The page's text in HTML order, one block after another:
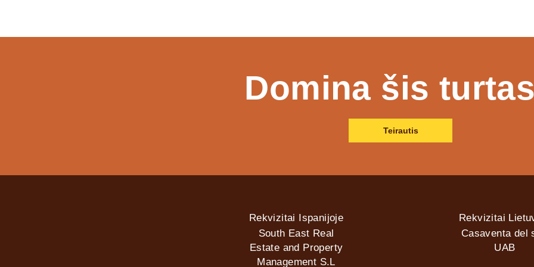
Domina šis
Teirautis
Rekvizitai Ispanijoje
South East Real
Estate and Property
Management S.L
Rekvizitai
Casaventa del
UAB